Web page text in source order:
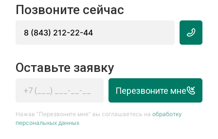
Позвоните сейчас
8 (843) 212-22-44
Оставьте заявку
Перезвоните мне
Нажав “Перезвоните мне” вы соглашаетесь наобработку
персональных данных